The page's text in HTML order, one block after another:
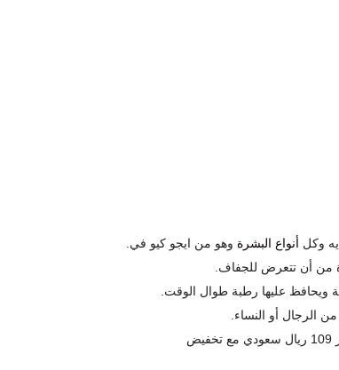
وكل أنواع البشرة وهو من ايجو كيو في.
ويحافظ عليها رطبة طوال الوقت.
الرجال أو النساء.